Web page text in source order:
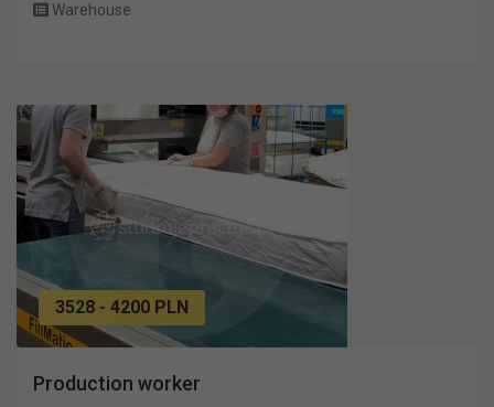
Warehouse
3528 - 4200 PLN
Production worker